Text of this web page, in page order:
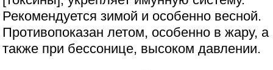
Рекомендуется зимой и особенно весной.
Противопоказан летом, особенно в жару, а
также при бессонице, высоком давлении.